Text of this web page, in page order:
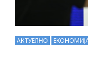
АКТУЕЛНО